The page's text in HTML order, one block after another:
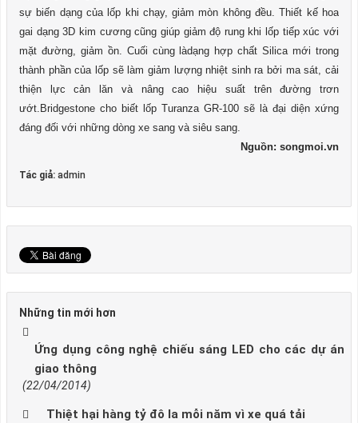
sự biến dạng của lốp khi chạy, giảm mòn không đều. Thiết kế hoa
gai dạng 3D kim cương cũng giúp giảm độ rung khi lốp tiếp xúc với
mặt đường, giảm ồn. Cuối cùng làdạng hợp chất Silica mới trong
thành phần của lốp sẽ làm giảm lượng nhiệt sinh ra bởi ma sát, cải
thiện lực cản lăn và nâng cao hiệu suất trên đường trơn
ướt.Bridgestone cho biết lốp Turanza GR-100 sẽ là đại diện xứng
đáng đối với những dòng xe sang và siêu sang.
Nguồn: songmoi.vn
Tác giả: admin
Những tin mới hơn
Ứng dụng công nghệ chiếu sáng LED cho các dự án
giao thông
(22/04/2014)
Thiệt hại hàng tỷ đô la mỗi năm vì xe quá tải